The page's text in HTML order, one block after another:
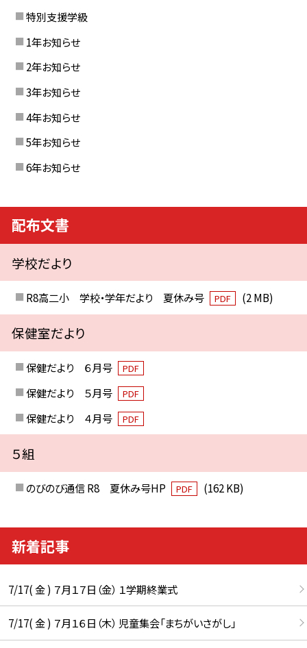
特別支援学級
1年お知らせ
2年お知らせ
3年お知らせ
4年お知らせ
5年お知らせ
6年お知らせ
配布文書
学校だより
R8高二小 学校・学年だより 夏休み号 PDF (2 MB)
保健室だより
保健だより ６月号 PDF
保健だより ５月号 PDF
保健だより ４月号 PDF
５組
のびのび通信 R8 夏休み号HP PDF (162 KB)
新着記事
7/17( 金 ) ７月１７日（金） １学期終業式
7/17( 金 ) ７月１６日（木） 児童集会「まちがいさがし」